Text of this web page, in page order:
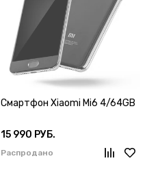
Смартфон Xiaomi Mi6 4/64GB
15 990 РУБ.
Распродано